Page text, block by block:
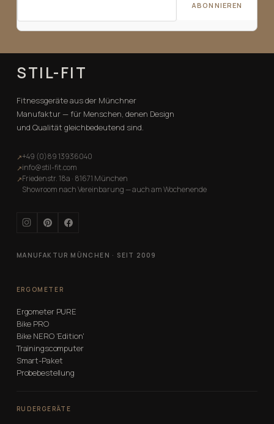
ABONNIEREN
STIL-FIT
Fitnessgeräte aus der Münchner
Manufaktur — für Menschen, denen Design
und Qualität gleichbedeutend sind.
↗+49 (0)89 13936040
↗info@stil-fit.com
↗Friedenstr. 18a · 81671 München
Showroom nach Vereinbarung — auch am Wochenende
MANUFAKTUR MÜNCHEN · SEIT 2009
ERGOMETER
Ergometer PURE
Bike PRO
Bike NERO 'Edition'
Trainingscomputer
Smart-Paket
Probebestellung
RUDERGERÄTE